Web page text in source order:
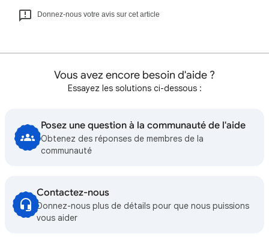
Donnez-nous votre avis sur cet article
Vous avez encore besoin d'aide ?
Essayez les solutions ci-dessous :
Posez une question à la communauté de l'aide
Obtenez des réponses de membres de la
communauté
Contactez-nous
Donnez-nous plus de détails pour que nous puissions
vous aider